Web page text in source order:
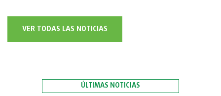
VER TODAS LAS NOTICIAS
ÚLTIMAS NOTICIAS